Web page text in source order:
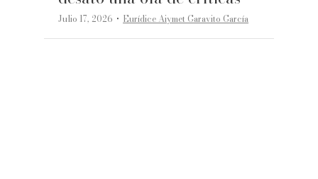
Julio 17, 2026 ·Eurídice Aiymet Garavito García